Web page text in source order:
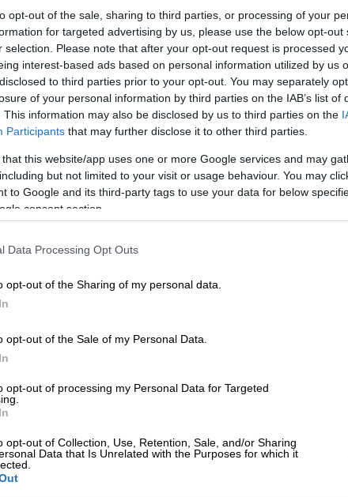
opt-out of the sale, sharing to third parties, or processing of your
for targeted advertising by us, please use the below opt-out
selection. Please note that after your opt-out request is processed
interest-based ads based on personal information utilized by us
to third parties prior to your opt-out. You may separately
of your personal information by third parties on the IAB’s list of
This information may also be disclosed by us to third parties on the
Participants that may further disclose it to other third parties.
that this website/app uses one or more Google services and may
but not limited to your visit or usage behaviour. You may
to Google and its third-party tags to use your data for below
consent section.
Data Processing Opt Outs
opt-out of the Sharing of my personal data.
opt-out of the Sale of my Personal Data.
opt-out of processing my Personal Data for Targeted
opt-out of Collection, Use, Retention, Sale, and/or Sharing
Data that Is Unrelated with the Purposes for which it
νησί ολοκληρώθηκε με ένα διπλό
ουράνιο τόξο
Καιρός| 13.08.2023 16:35
Σπάνιο φαινόμενο: Ουράνιο τόξο
και ανεμοστρόβιλος δίπλα-δίπλα -
Μοναδικές εικόνες
Νότια Ντακότα
Εντυπωσιακό θέαμα στις ΗΠΑ:
Μια σπάνια εντυπωσιακή στιγμή